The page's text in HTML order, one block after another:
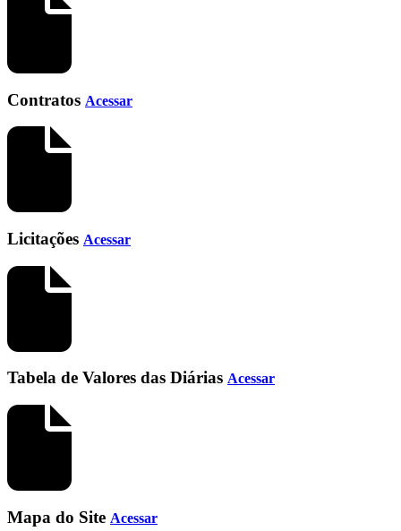
Contratos Acessar
Licitações Acessar
Tabela de Valores das Diárias Acessar
Mapa do Site Acessar